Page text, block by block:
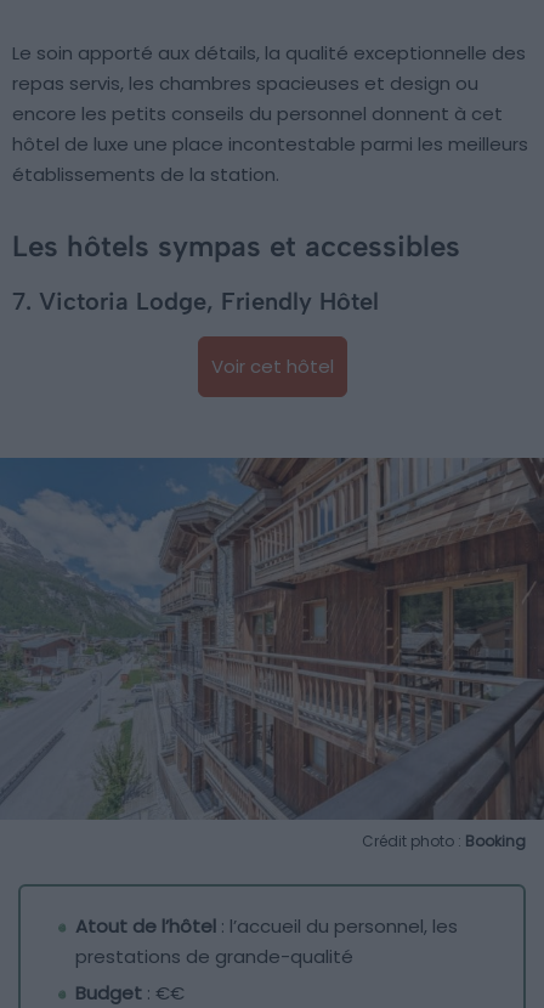
Le soin apporté aux détails, la qualité exceptionnelle des
repas servis, les chambres spacieuses et design ou
encore les petits conseils du personnel donnent à cet
hôtel de luxe une place incontestable parmi les meilleurs
établissements de la station.
Les hôtels sympas et accessibles
7. Victoria Lodge, Friendly Hôtel
Voir cet hôtel
Crédit photo : Booking
Atout de l’hôtel : l’accueil du personnel, les
prestations de grande-qualité
Budget : €€